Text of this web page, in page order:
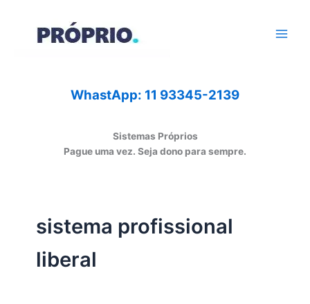
WhastApp: 11 93345-2139
Sistemas Próprios
Pague uma vez. Seja dono para sempre.
sistema profissional
liberal